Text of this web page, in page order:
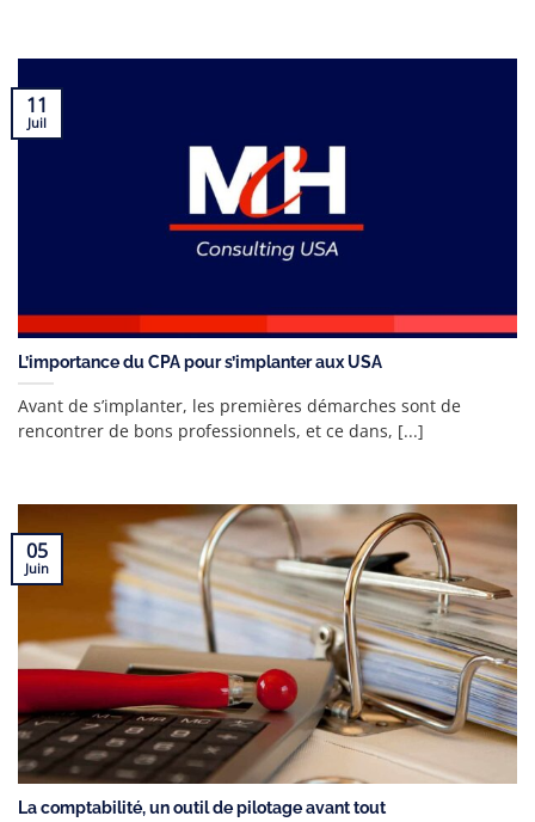
L’importance du CPA pour s’implanter aux USA
Avant de s’implanter, les premières démarches sont de
rencontrer de bons professionnels, et ce dans, [...]
11
Juil
La comptabilité, un outil de pilotage avant tout
05
Juin